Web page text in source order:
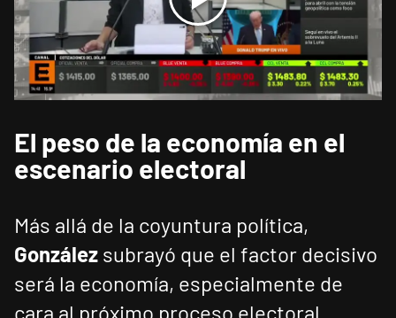
El peso de la economía en el
escenario electoral
Más allá de la coyuntura política,
González subrayó que el factor decisivo
será la economía, especialmente de
cara al próximo proceso electoral.